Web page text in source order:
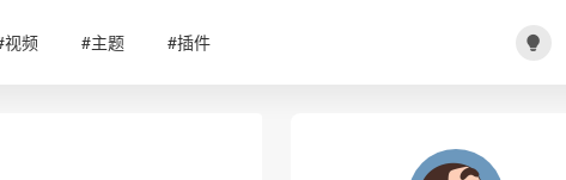
视频 #主题 #插件